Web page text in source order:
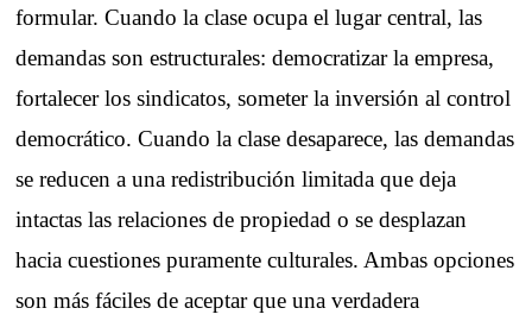
formular. Cuando la clase ocupa el lugar central, las
demandas son estructurales: democratizar la empresa,
fortalecer los sindicatos, someter la inversión al control
democrático. Cuando la clase desaparece, las demandas
se reducen a una redistribución limitada que deja
intactas las relaciones de propiedad o se desplazan
hacia cuestiones puramente culturales. Ambas opciones
son más fáciles de aceptar que una verdadera